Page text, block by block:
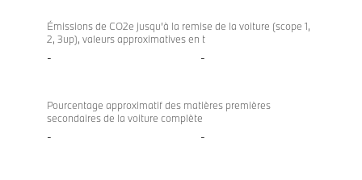
carbone
xDrive60
Émissions de CO2e jusqu’à la remise de la voiture (scope 1,
2, 3up), valeurs approximatives en t
- -
Pourcentage approximatif des matières premières
secondaires de la voiture complète
- -